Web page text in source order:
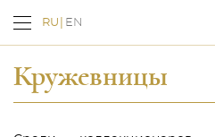
RU EN
Кружевницы